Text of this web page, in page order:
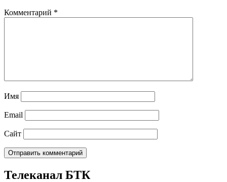
Комментарий *
Имя
Email
Сайт
Телеканал БТК